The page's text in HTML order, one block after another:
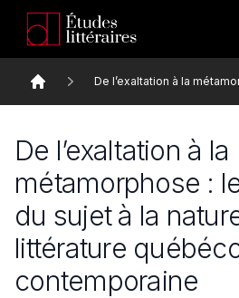
Accueil
De l’exaltation à la
De l’exaltation à la
métamorphose :
du sujet à la
littérature
contemporaine